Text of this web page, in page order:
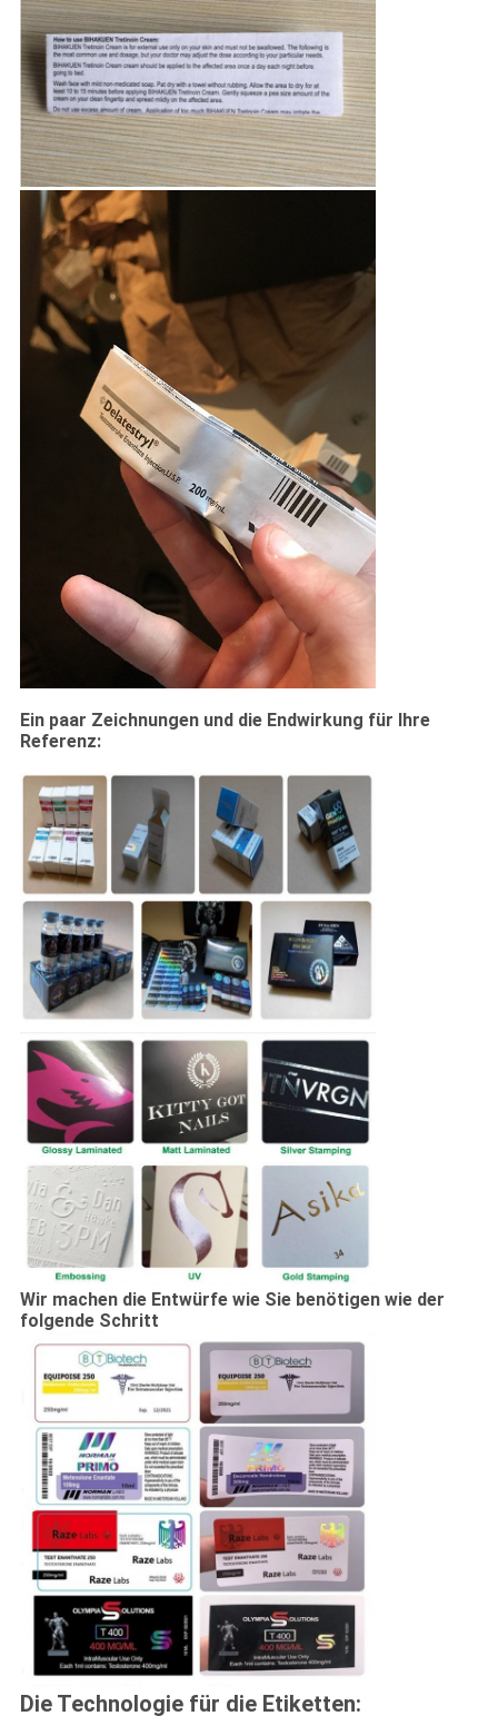
Ein paar Zeichnungen und die Endwirkung für Ihre
Referenz:
Wir machen die Entwürfe wie Sie benötigen wie der
folgende Schritt
Die Technologie für die Etiketten: